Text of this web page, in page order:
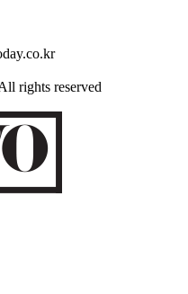
rights reserved